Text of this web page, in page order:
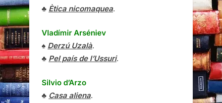
♣ Ètica nicomaquea.
Vladímir Arséniev
♠ Derzú Uzalà.
♣ Pel país de l’Ussuri.
Silvio d’Arzo
♣ Casa aliena.